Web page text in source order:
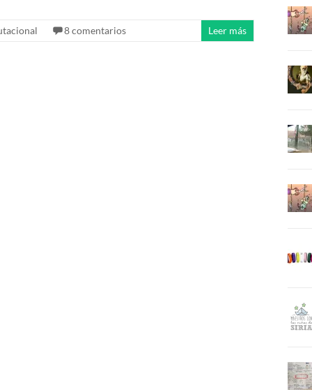
8 comentarios Leer más